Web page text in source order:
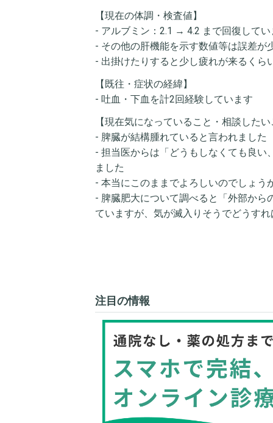
【現在の体調・検査値】
- アルブミン：2.1 → 4.2 まで回復してい
- その他の肝機能を示す数値等は誤差
- 出掛けたりすると少し疲れが来るく
【既往・症状の経緯】
- 吐血・下血を計2回経験しています
【現在気になっていること・相談した
- 脾臓が結構腫れていると言われました
- 担当医からは「どうもしなくても良
ました
- 本当にこのままでよろしいのでしょう
- 脾臓肥大について調べると「外部か
ていますが、気が滅入りそうでどうす
注目の情報